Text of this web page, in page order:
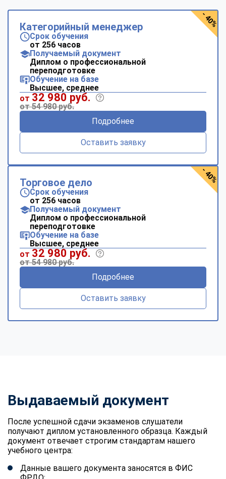
Категорийный менеджер
Срок обучения
от 256 часов
Получаемый документ
Диплом о профессиональной
переподготовке
Обучение на базе
Высшее, среднее
от 32 980 руб.
от 54 980 руб.
Подробнее
Оставить заявку
- 40%
Торговое дело
Срок обучения
от 256 часов
Получаемый документ
Диплом о профессиональной
переподготовке
Обучение на базе
Высшее, среднее
от 32 980 руб.
от 54 980 руб.
Подробнее
Оставить заявку
- 40%
Выдаваемый документ
После успешной сдачи экзаменов слушатели
получают диплом установленного образца. Каждый
документ отвечает строгим стандартам нашего
учебного центра:
Данные вашего документа заносятся в ФИС